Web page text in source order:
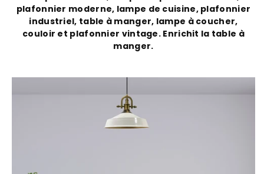
plafonnier moderne, lampe de cuisine, plafonnier
industriel, table à manger, lampe à coucher,
couloir et plafonnier vintage. Enrichit la table à
manger.